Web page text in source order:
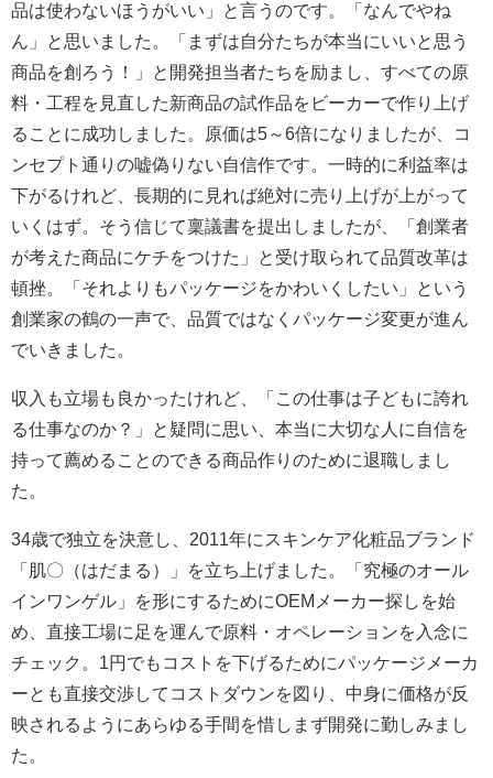
品は使わないほうがいい」と言うのです。「なんでやね
ん」と思いました。「まずは自分たちが本当にいいと思う
商品を創ろう！」と開発担当者たちを励まし、すべての原
料・工程を見直した新商品の試作品をビーカーで作り上げ
ることに成功しました。原価は5～6倍になりましたが、コ
ンセプト通りの嘘偽りない自信作です。一時的に利益率は
下がるけれど、長期的に見れば絶対に売り上げが上がって
いくはず。そう信じて稟議書を提出しましたが、「創業者
が考えた商品にケチをつけた」と受け取られて品質改革は
頓挫。「それよりもパッケージをかわいくしたい」という
創業家の鶴の一声で、品質ではなくパッケージ変更が進ん
でいきました。
収入も立場も良かったけれど、「この仕事は子どもに誇れ
る仕事なのか？」と疑問に思い、本当に大切な人に自信を
持って薦めることのできる商品作りのために退職しまし
た。
34歳で独立を決意し、2011年にスキンケア化粧品ブランド
「肌〇（はだまる）」を立ち上げました。「究極のオール
インワンゲル」を形にするためにOEMメーカー探しを始
め、直接工場に足を運んで原料・オペレーションを入念に
チェック。1円でもコストを下げるためにパッケージメーカ
ーとも直接交渉してコストダウンを図り、中身に価格が反
映されるようにあらゆる手間を惜しまず開発に勤しみまし
た。